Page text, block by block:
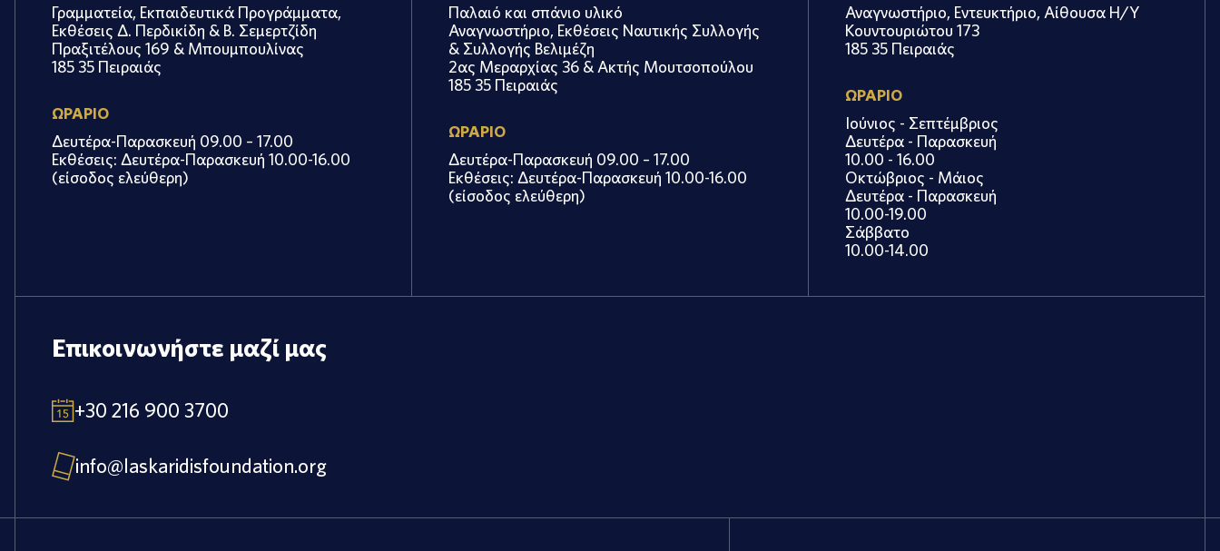
Γραμματεία, Εκπαιδευτικά Προγράμματα,
Εκθέσεις Δ. Περδικίδη & Β. Σεμερτζίδη
Πραξιτέλους 169 & Μπουμπουλίνας
185 35 Πειραιάς
ΩΡΑΡΙΟ
Δευτέρα-Παρασκευή 09.00 – 17.00
Εκθέσεις: Δευτέρα-Παρασκευή 10.00-16.00
(είσοδος ελεύθερη)
Παλαιό και σπάνιο υλικό
Αναγνωστήριο, Εκθέσεις Ναυτικής Συλλογής
& Συλλογής Βελιμέζη
2ας Μεραρχίας 36 & Ακτής Μουτσοπούλου
185 35 Πειραιάς
ΩΡΑΡΙΟ
Δευτέρα-Παρασκευή 09.00 – 17.00
Εκθέσεις: Δευτέρα-Παρασκευή 10.00-16.00
(είσοδος ελεύθερη)
Αναγνωστήριο, Εντευκτήριο, Αίθουσα Η/Υ
Κουντουριώτου 173
185 35 Πειραιάς
ΩΡΑΡΙΟ
Ιούνιος - Σεπτέμβριος
Δευτέρα - Παρασκευή
10.00 - 16.00
Οκτώβριος - Μάιος
Δευτέρα - Παρασκευή
10.00-19.00
Σάββατο
10.00-14.00
Επικοινωνήστε μαζί μας
+30 216 900 3700
info@laskaridisfoundation.org